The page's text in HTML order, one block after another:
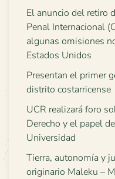
El anuncio del retiro
Penal Internacional
algunas omisiones
Estados Unidos
Presentan el primer
distrito costarricense
UCR realizará foro
Derecho y el papel
Universidad
Tierra, autonomía y
originario Maleku –